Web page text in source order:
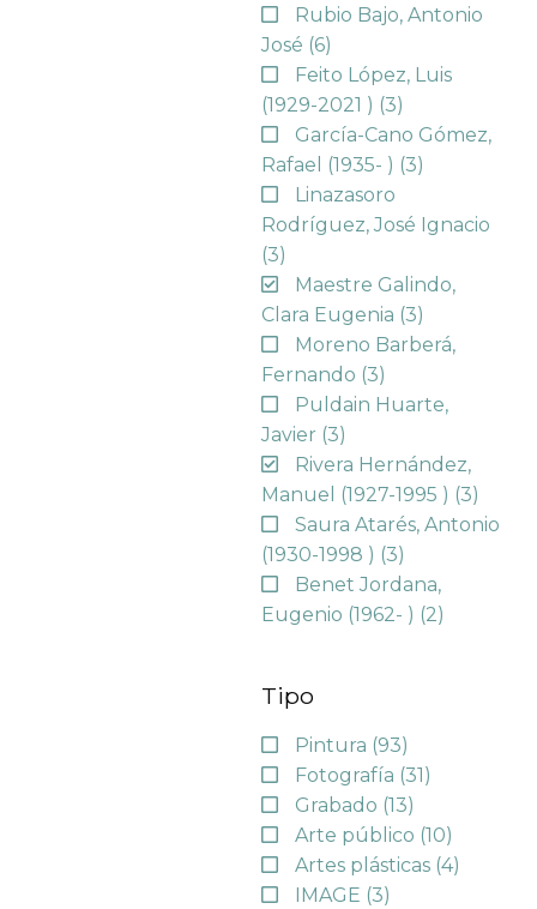
Rubio Bajo, Antonio
José (6)
Feito López, Luis
(1929-2021 ) (3)
García-Cano Gómez,
Rafael (1935- ) (3)
Linazasoro
Rodríguez, José Ignacio
(3)
Maestre Galindo,
Clara Eugenia (3)
Moreno Barberá,
Fernando (3)
Puldain Huarte,
Javier (3)
Rivera Hernández,
Manuel (1927-1995 ) (3)
Saura Atarés, Antonio
(1930-1998 ) (3)
Benet Jordana,
Eugenio (1962- ) (2)
Tipo
Pintura (93)
Fotografía (31)
Grabado (13)
Arte público (10)
Artes plásticas (4)
IMAGE (3)